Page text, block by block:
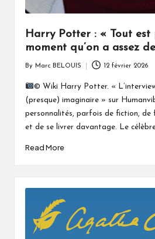
Harry Potter : « Tout est
moment qu’on a assez
by
By Marc BELOUIS 12 février 2026
© Wiki Harry Potter. «
(presque) imaginaire » sur
personnalités, parfois de fiction, de
et de se livrer davantage. Le
Read More